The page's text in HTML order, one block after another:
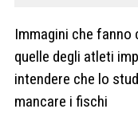
Immagini che fanno
quelle degli atleti
intendere che lo
mancare i fischi